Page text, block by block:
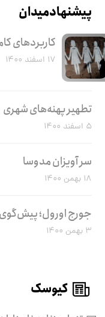
پیشنهاد میدان
کاربرد‌های
۱۷ اسفند ۱۴۰۰
تطهیر پهنه‌های شهری
۵ اسفند ۱۴۰۰
سر آویزان مدوسا
۱۸ بهمن ۱۴۰۰
جورج اورول؛ پیش‌گوی
۳ بهمن ۱۴۰۰
کیوسک